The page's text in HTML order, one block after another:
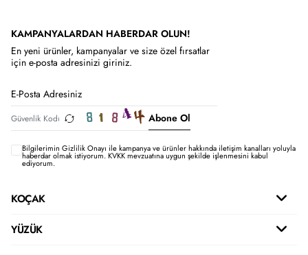
KAMPANYALARDAN HABERDAR OLUN!
En yeni ürünler, kampanyalar ve size özel fırsatlar
için e-posta adresinizi giriniz.
Abone Ol
Bilgilerimin Gizlilik Onayı ile kampanya ve ürünler hakkında iletişim kanalları yoluyla
haberdar olmak istiyorum.KVKK mevzuatına uygun şekilde işlenmesini kabul
ediyorum.
KOÇAK
YÜZÜK